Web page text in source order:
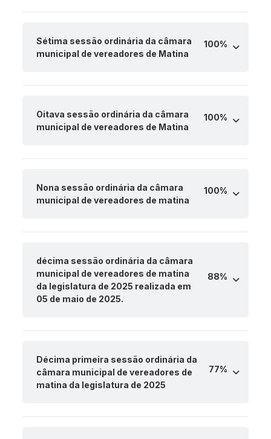
Sétima sessão ordinária da câmara
municipal de vereadores de Matina
100%
Oitava sessão ordinária da câmara
municipal de vereadores de Matina
100%
Nona sessão ordinária da câmara
municipal de vereadores de matina
100%
décima sessão ordinária da câmara
municipal de vereadores de matina
da legislatura de 2025 realizada em
05 de maio de 2025.
88%
Décima primeira sessão ordinária da
câmara municipal de vereadores de
matina da legislatura de 2025
77%